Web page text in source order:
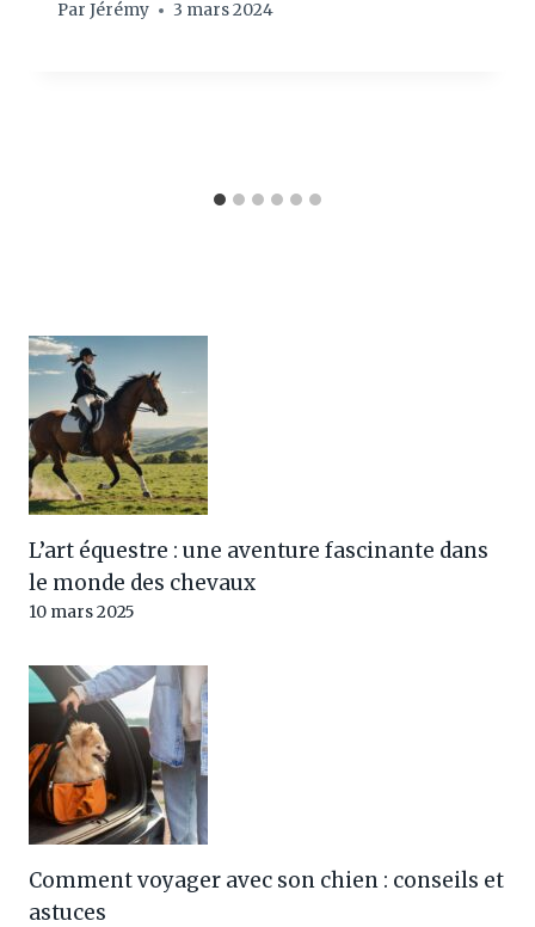
Par Jérémy 3 mars 2024
L’art équestre : une aventure fascinante dans
le monde des chevaux
10 mars 2025
Comment voyager avec son chien : conseils et
astuces